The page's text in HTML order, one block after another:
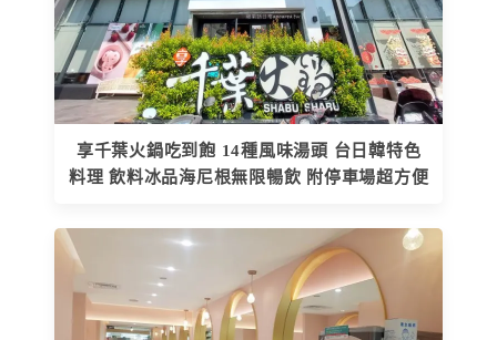
享千葉火鍋吃到飽 14種風味湯頭 台日韓特色
料理 飲料冰品海尼根無限暢飲 附停車場超方便